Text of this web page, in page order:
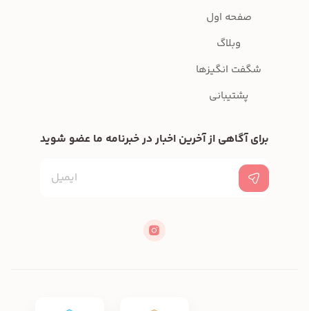
صفحه اول
وبلاگ
شگفت انگیزها
پشتیبانی
برای آگاهی از آخرین اخبار در خبرنامه ما عضو شوید